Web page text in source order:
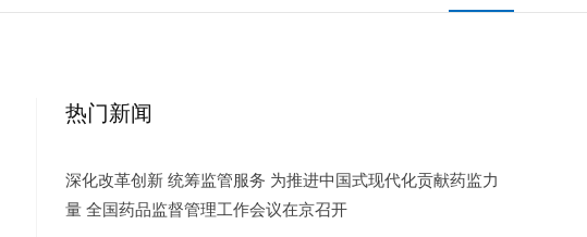
热门新闻
深化改革创新 统筹监管服务 为推进中国式现代化贡献药监力
量 全国药品监督管理工作会议在京召开